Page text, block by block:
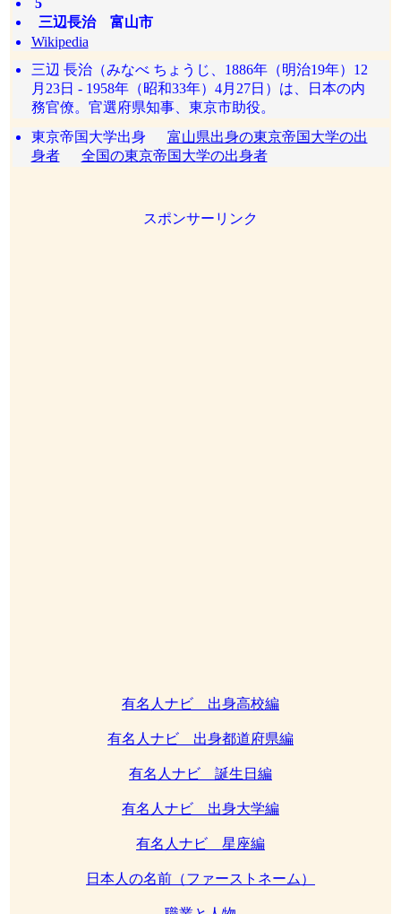
5
三辺長治 富山市
Wikipedia
三辺 長治（みなべ ちょうじ、1886年（明治19年）12
月23日 - 1958年（昭和33年）4月27日）は、日本の内
務官僚。官選府県知事、東京市助役。
東京帝国大学出身 富山県出身の東京帝国大学の出
身者
全国の東京帝国大学の出身者
スポンサーリンク
有名人ナビ 出身高校編
有名人ナビ 出身都道府県編
有名人ナビ 誕生日編
有名人ナビ 出身大学編
有名人ナビ 星座編
日本人の名前（ファーストネーム）